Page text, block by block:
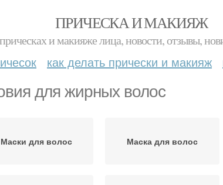
ПРИЧЕСКА И МАКИЯЖ
и макияже лица, новости, отзывы,
как делать прически и макияж
для жирных волос
Маски для волос Маска для волос